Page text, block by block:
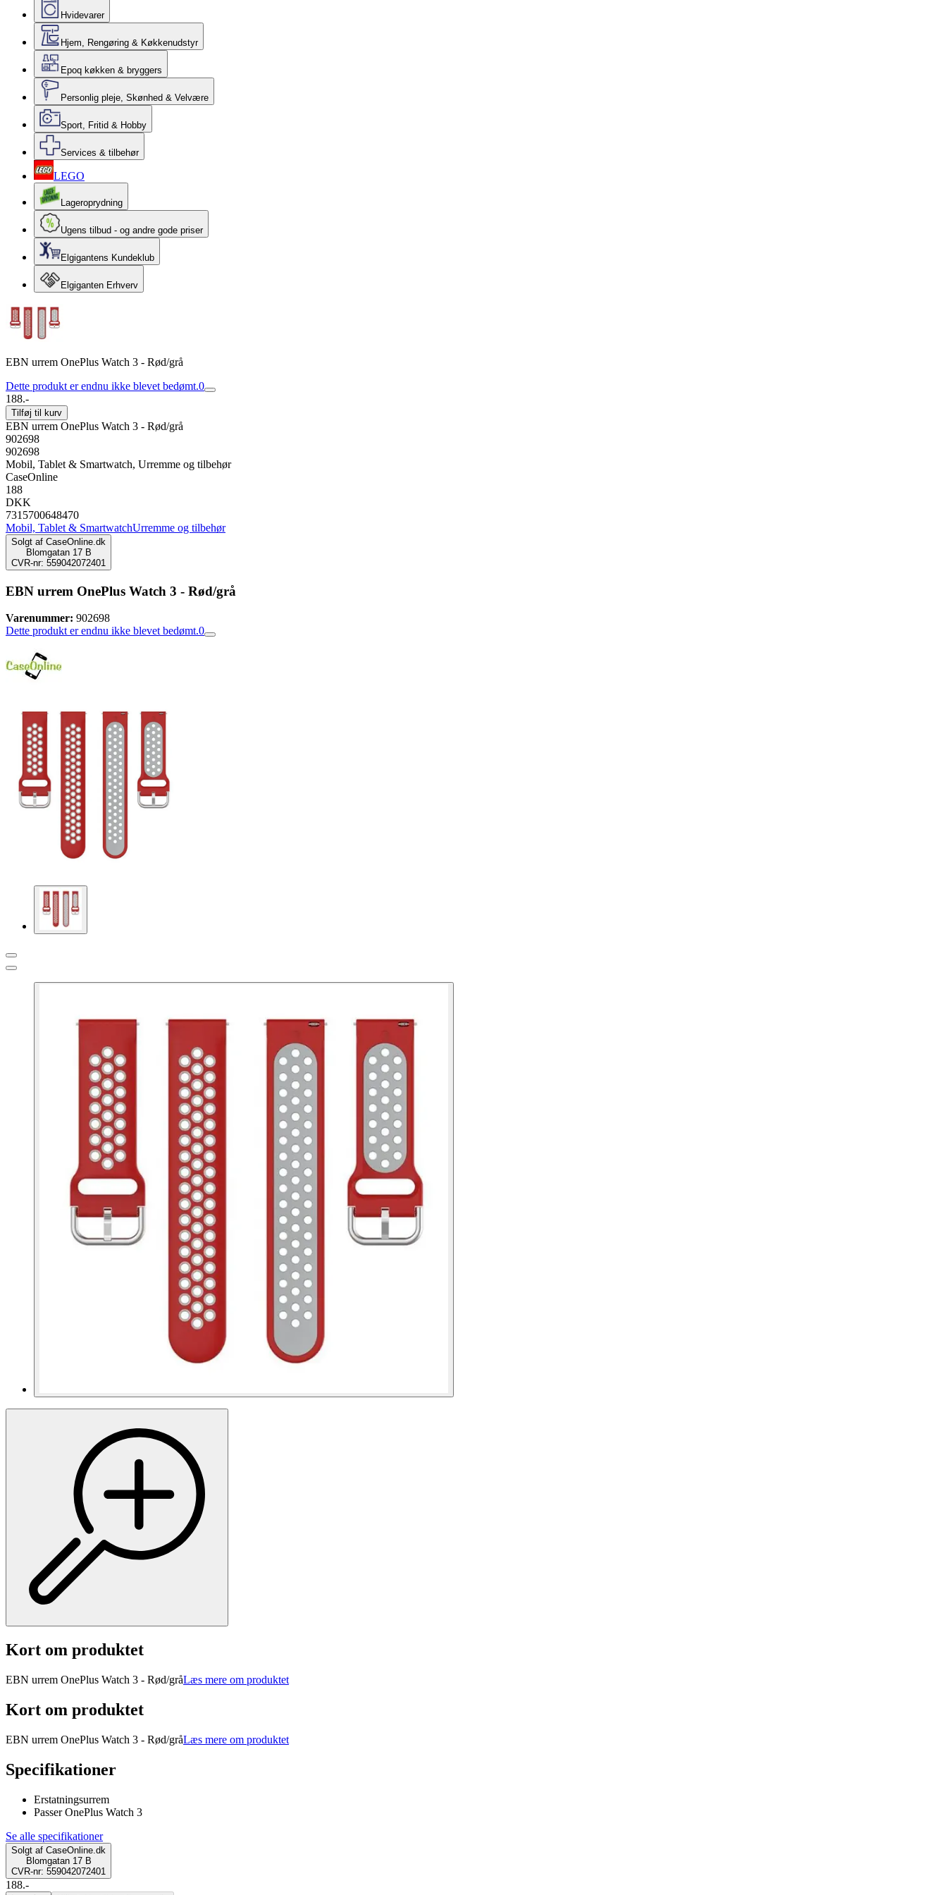
Hvidevarer
Hjem, Rengøring & Køkkenudstyr
Epoq køkken & bryggers
Personlig pleje, Skønhed & Velvære
Sport, Fritid & Hobby
Services & tilbehør
LEGO
Lageroprydning
Ugens tilbud - og andre gode priser
Elgigantens Kundeklub
Elgiganten Erhverv
EBN urrem OnePlus Watch 3 - Rød/grå
Dette produkt er endnu ikke blevet bedømt.0
188.-
Tilføj til kurv
EBN urrem OnePlus Watch 3 - Rød/grå
902698
902698
Mobil, Tablet & Smartwatch, Urremme og tilbehør
CaseOnline
188
DKK
7315700648470
Mobil, Tablet & SmartwatchUrremme og tilbehør
Solgt af CaseOnline.dk
Blomgatan 17 B
CVR-nr: 559042072401
EBN urrem OnePlus Watch 3 - Rød/grå
Varenummer: 902698
Dette produkt er endnu ikke blevet bedømt.0
Kort om produktet
EBN urrem OnePlus Watch 3 - Rød/gråLæs mere om produktet
Kort om produktet
EBN urrem OnePlus Watch 3 - Rød/gråLæs mere om produktet
Specifikationer
Erstatningsurrem
Passer OnePlus Watch 3
Se alle specifikationer
Solgt af CaseOnline.dk
Blomgatan 17 B
CVR-nr: 559042072401
188.-